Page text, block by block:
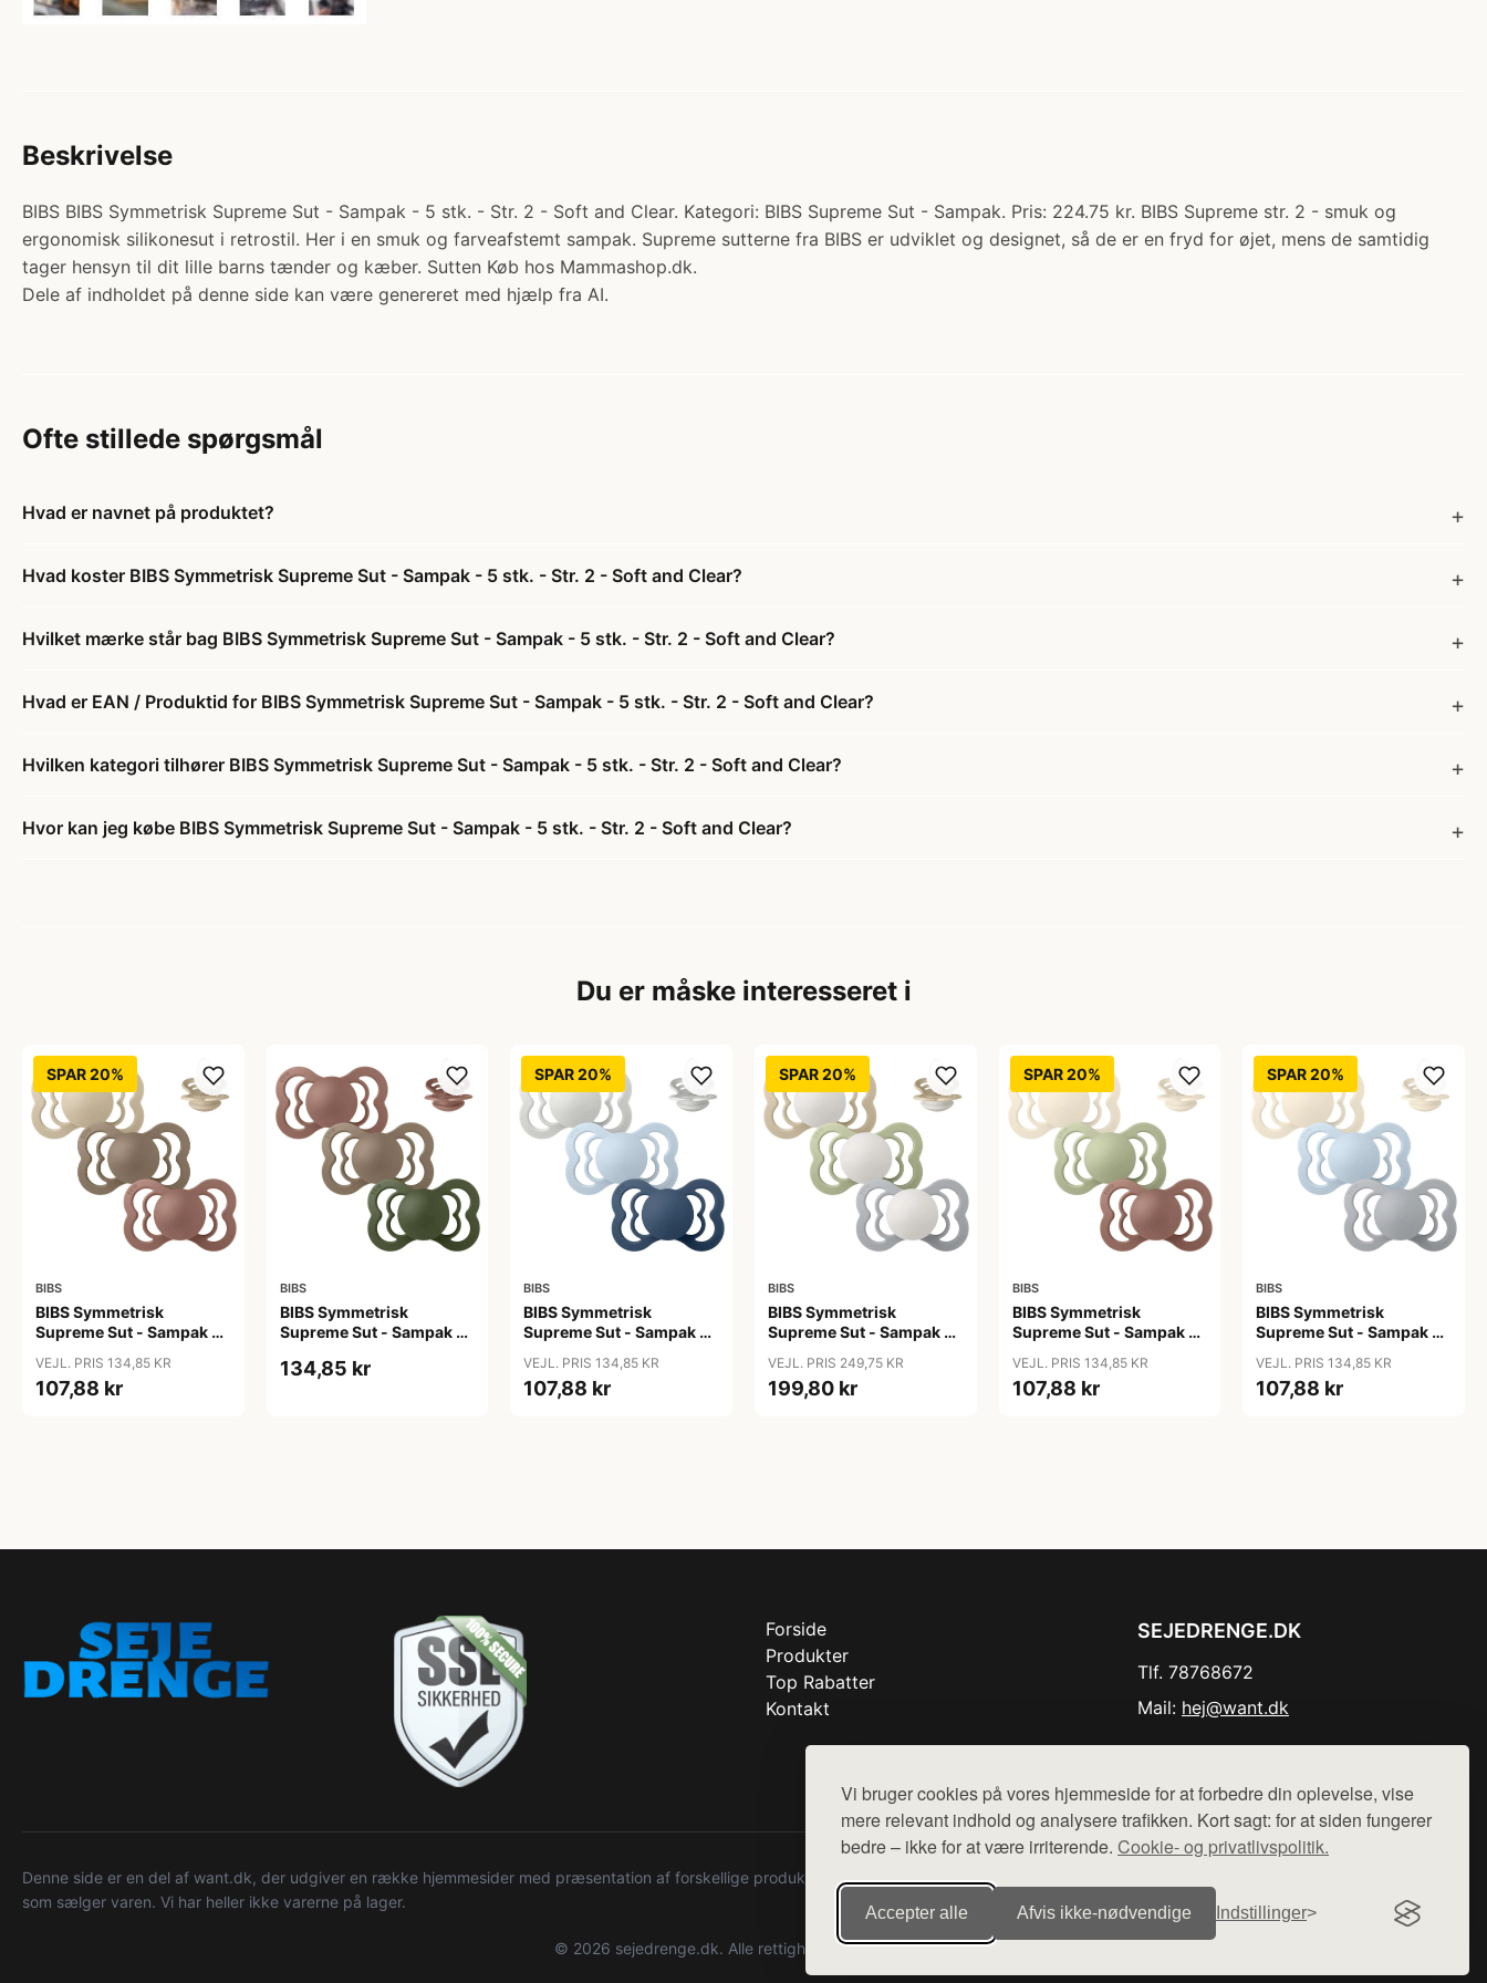
Vi bruger cookies på vores hjemmeside for at forbedre din oplevelse, vise
mere relevant indhold og analysere trafikken. Kort sagt: for at siden fungerer
bedre – ikke for at være irriterende. Cookie- og privatlivspolitik.
Accepter alle Afvis ikke‑nødvendige Indstillinger
Beskrivelse
BIBS BIBS Symmetrisk Supreme Sut - Sampak - 5 stk. - Str. 2 - Soft and Clear. Kategori: BIBS Supreme Sut - Sampak. Pris: 224.75 kr. BIBS Supreme str. 2 - smuk og
ergonomisk silikonesut i retrostil. Her i en smuk og farveafstemt sampak. Supreme sutterne fra BIBS er udviklet og designet, så de er en fryd for øjet, mens de samtidig
tager hensyn til dit lille barns tænder og kæber. Sutten Køb hos Mammashop.dk.
Dele af indholdet på denne side kan være genereret med hjælp fra AI.
Ofte stillede spørgsmål
Hvad er navnet på produktet?
Hvad koster BIBS Symmetrisk Supreme Sut - Sampak - 5 stk. - Str. 2 - Soft and Clear?
Hvilket mærke står bag BIBS Symmetrisk Supreme Sut - Sampak - 5 stk. - Str. 2 - Soft and Clear?
Hvad er EAN / Produktid for BIBS Symmetrisk Supreme Sut - Sampak - 5 stk. - Str. 2 - Soft and Clear?
Hvilken kategori tilhører BIBS Symmetrisk Supreme Sut - Sampak - 5 stk. - Str. 2 - Soft and Clear?
Hvor kan jeg købe BIBS Symmetrisk Supreme Sut - Sampak - 5 stk. - Str. 2 - Soft and Clear?
Du er måske interesseret i
SPAR 20%
BIBS
BIBS Symmetrisk
Supreme Sut - Sampak -
Earth
VEJL. PRIS 134,85 KR
107,88 kr
BIBS
BIBS Symmetrisk
Supreme Sut - Sampak -
Terracotta
134,85 kr
SPAR 20%
BIBS
BIBS Symmetrisk
Supreme Sut - Sampak -
Storm
VEJL. PRIS 134,85 KR
107,88 kr
SPAR 20%
BIBS
BIBS Symmetrisk
Supreme Sut - Sampak -
Little One - GLOW
VEJL. PRIS 249,75 KR
199,80 kr
SPAR 20%
BIBS
BIBS Symmetrisk
Supreme Sut - Sampak -
Autumn
VEJL. PRIS 134,85 KR
107,88 kr
SPAR 20%
BIBS
BIBS Symmetrisk
Supreme Sut - Sampak -
Clear
VEJL. PRIS 134,85 KR
107,88 kr
Forside
Produkter
Top Rabatter
Kontakt
SEJEDRENGE.DK
Tlf. 78768672
Mail: hej@want.dk
Denne side er en del af want.dk, der udgiver en række hjemmesider med præsentation af forskellige produkter fra diverse webshops. Der sælges ikke varer fra denne side - vi henviser til de shops,
som sælger varen. Vi har heller ikke varerne på lager.
© 2026 sejedrenge.dk. Alle rettigheder forbeholdes.